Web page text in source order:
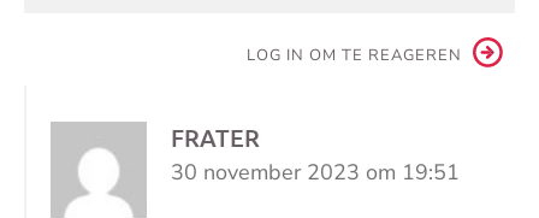
LOG IN OM TE REAGEREN
FRATER
30 november 2023 om 19:51